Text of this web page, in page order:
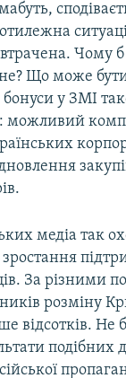
Чому б
Що може
бонуси у ЗМІ
можливий
медіа так
За різними
розміну
відсотків. Не
подібних